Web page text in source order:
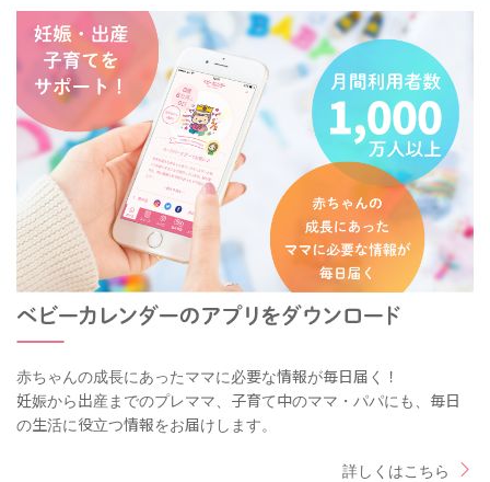
赤ちゃんの成長にあったママに必要な情報が毎日届く！
妊娠から出産までのプレママ、子育て中のママ・パパにも、毎日
の生活に役立つ情報をお届けします。
詳しくはこちら